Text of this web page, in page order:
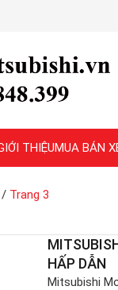
THIỆUMUA BÁN
/ Trang 3
HẤP DẪN
Mitsubishi